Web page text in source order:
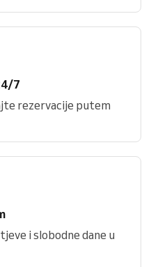
7
rezervacije putem
i slobodne dane u